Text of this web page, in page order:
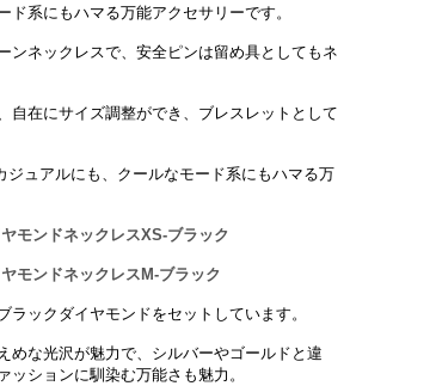
系にもハマる万能アクセサリーです。
ンネックレスで、安全ピンは留め具としてもネ
自在にサイズ調整ができ、ブレスレットとして
ュアルにも、クールなモード系にもハマる万
モンドネックレスXS-ブラック
モンドネックレスM-ブラック
ックダイヤモンドをセットしています。
めな光沢が魅力で、シルバーやゴールドと違
ションに馴染む万能さも魅力。